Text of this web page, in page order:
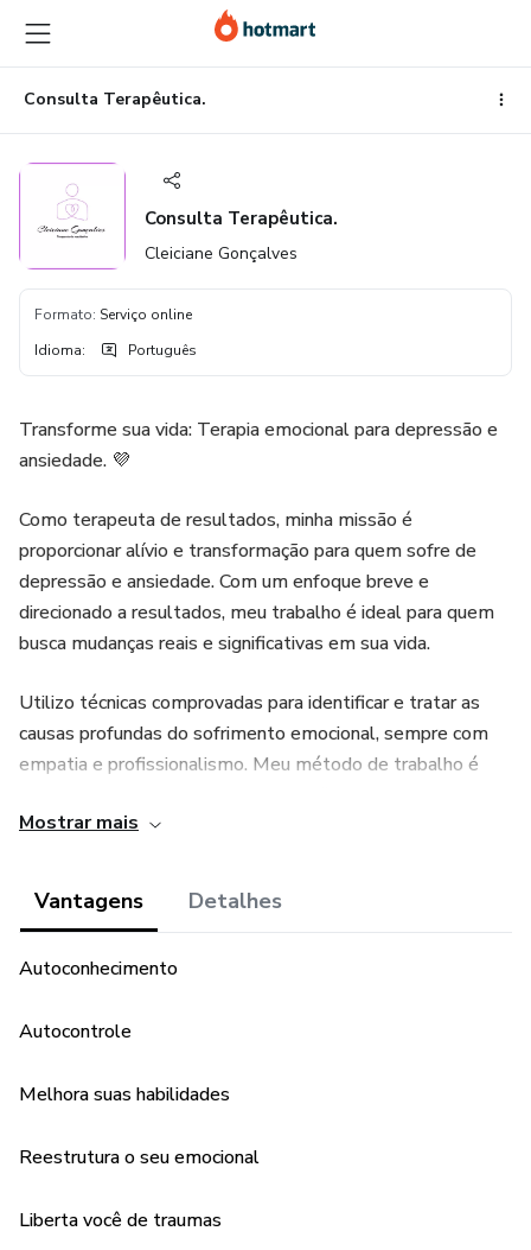
para
o
conteúdo
principal
para
o
pagamento
para
o
rodapéConsulta Terapêutica.
Consulta Terapêutica.
Cleiciane Gonçalves
Formato: Serviço online
Idioma: Português
Transforme sua vida: Terapia emocional para depressão e
ansiedade. 💜
Como terapeuta de resultados, minha missão é
proporcionar alívio e transformação para quem sofre de
depressão e ansiedade. Com um enfoque breve e
direcionado a resultados, meu trabalho é ideal para quem
busca mudanças reais e significativas em sua vida.
Utilizo técnicas comprovadas para identificar e tratar as
causas profundas do sofrimento emocional, sempre com
empatia e profissionalismo. Meu método de trabalho é
ajudando cada paciente a recuperar seu bem-estar e
A terapia emocional que ofereço é um processo focado e
Se você está lutando contra a depressão ou a ansiedade e
estou aqui para ajudar. E se preferir, você não precisa
diretamente nas suas emoções e nos caminhos para
que você viva uma vida mais leve, feliz e equilibrada.
Mostrar mais
Vantagens Detalhes
Autoconhecimento
Autocontrole
Melhora suas habilidades
Reestrutura o seu emocional
Liberta você de traumas